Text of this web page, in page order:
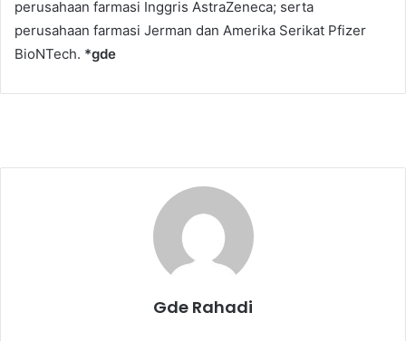
perusahaan farmasi Inggris AstraZeneca; serta
perusahaan farmasi Jerman dan Amerika Serikat Pfizer
BioNTech. *gde
Gde Rahadi